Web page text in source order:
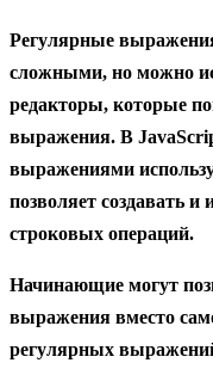
Регулярные
сложными, но можно
редакторы, которые
выражения. В
выражениями
позволяет создавать
строковых операций.
Начинающие могут
выражения вместо
регулярных